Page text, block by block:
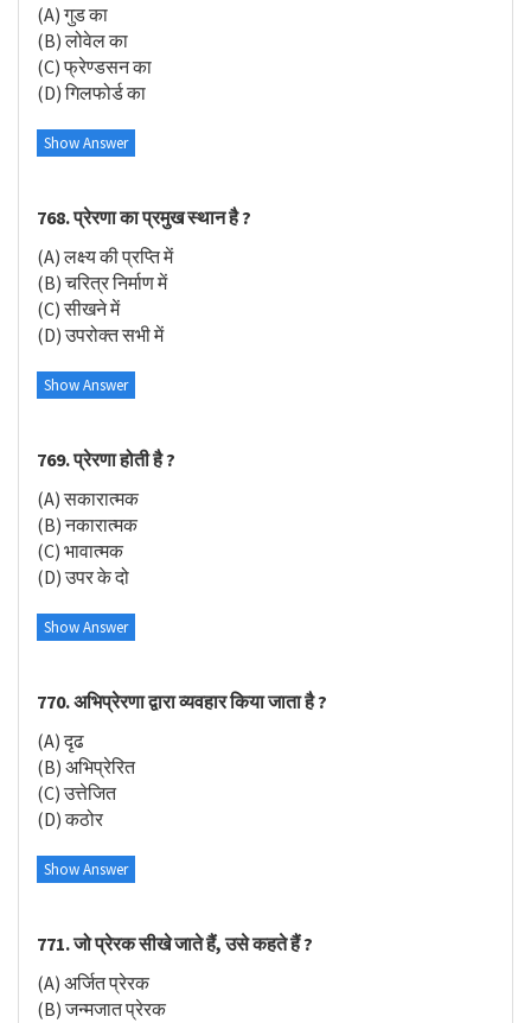
(A) गुड का
(B) लोवेल का
(C) फ्रेण्डसन का
(D) गिलफोर्ड का
Show Answer
768. प्रेरणा का प्रमुख स्थान है ?
(A) लक्ष्य की प्रप्ति में
(B) चरित्र निर्माण में
(C) सीखने में
(D) उपरोक्त सभी में
Show Answer
769. प्रेरणा होती है ?
(A) सकारात्मक
(B) नकारात्मक
(C) भावात्मक
(D) उपर के दो
Show Answer
770. अभिप्रेरणा द्वारा व्यवहार किया जाता है ?
(A) दृढ
(B) अभिप्रेरित
(C) उत्तेजित
(D) कठोर
Show Answer
771. जो प्रेरक सीखे जाते हैं, उसे कहते हैं ?
(A) अर्जित प्रेरक
(B) जन्मजात प्रेरक